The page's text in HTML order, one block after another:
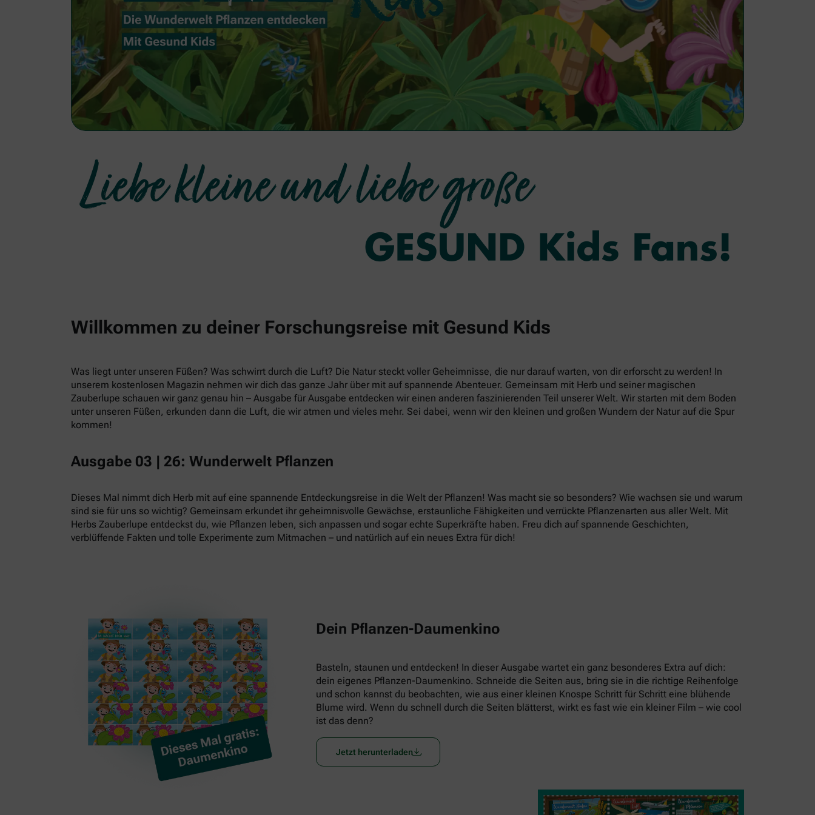
Willkommen zu deiner Forschungsreise mit Gesund Kids
Was liegt unter unseren Füßen? Was schwirrt durch die Luft? Die Natur steckt voller Geheimnisse, die nur darauf warten, von dir erforscht zu werden! In
unserem kostenlosen Magazin nehmen wir dich das ganze Jahr über mit auf spannende Abenteuer. Gemeinsam mit Herb und seiner magischen
Zauberlupe schauen wir ganz genau hin – Ausgabe für Ausgabe entdecken wir einen anderen faszinierenden Teil unserer Welt. Wir starten mit dem Boden
unter unseren Füßen, erkunden dann die Luft, die wir atmen und vieles mehr. Sei dabei, wenn wir den kleinen und großen Wundern der Natur auf die Spur
kommen!
Ausgabe 03 | 26: Wunderwelt Pflanzen
Dieses Mal nimmt dich Herb mit auf eine spannende Entdeckungsreise in die Welt der Pflanzen! Was macht sie so besonders? Wie wachsen sie und warum
sind sie für uns so wichtig? Gemeinsam erkundet ihr geheimnisvolle Gewächse, erstaunliche Fähigkeiten und verrückte Pflanzenarten aus aller Welt. Mit
Herbs Zauberlupe entdeckst du, wie Pflanzen leben, sich anpassen und sogar echte Superkräfte haben. Freu dich auf spannende Geschichten,
verblüffende Fakten und tolle Experimente zum Mitmachen – und natürlich auf ein neues Extra für dich!
Dein Pflanzen-Daumenkino
Basteln, staunen und entdecken! In dieser Ausgabe wartet ein ganz besonderes Extra auf dich:
dein eigenes Pflanzen-Daumenkino. Schneide die Seiten aus, bring sie in die richtige Reihenfolge
und schon kannst du beobachten, wie aus einer kleinen Knospe Schritt für Schritt eine blühende
Blume wird. Wenn du schnell durch die Seiten blätterst, wirkt es fast wie ein kleiner Film – wie cool
ist das denn?
Jetzt herunterladen